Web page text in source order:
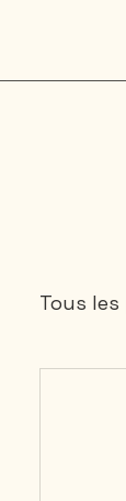
Tous